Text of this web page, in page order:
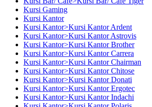
Kursi Gaming
Kursi Kantor
Kursi Kantor>Kursi Kantor Ardent
Kursi Kantor>Kursi Kantor Astrovis
Kursi Kantor>Kursi Kantor Brother
Kursi Kantor>Kursi Kantor Carrera
Kursi Kantor>Kursi Kantor Chairman
Kursi Kantor>Kursi Kantor Chitose
Kursi Kantor>Kursi Kantor Donati
Kursi Kantor>Kursi Kantor Ergotec
Kursi Kantor>Kursi Kantor Indachi